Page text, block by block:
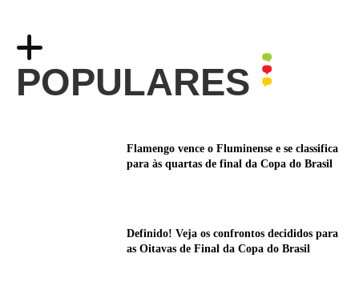
POPULARES
Flamengo vence o Fluminense e se classifica
para às quartas de final da Copa do Brasil
Definido! Veja os confrontos decididos para
as Oitavas de Final da Copa do Brasil